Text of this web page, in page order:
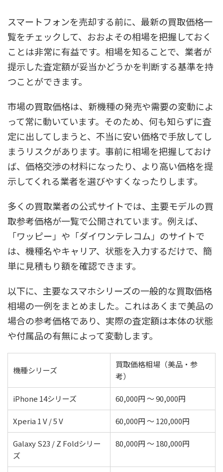
スマートフォンを売却する前に、最新の買取価格一
覧をチェックして、おおよその相場を把握しておく
ことは非常に有益です。相場を知ることで、業者が
提示した査定額が妥当かどうかを判断する基準を持
つことができます。
市場の買取価格は、新機種の発売や需要の変動によ
って常に動いています。そのため、何も知らずに査
定に出してしまうと、不当に安い価格で手放してし
まうリスクがあります。事前に相場を把握しておけ
ば、価格交渉の材料になったり、より高い価格を提
示してくれる業者を選びやすくなったりします。
多くの買取業者の公式サイトでは、主要モデルの買
取参考価格が一覧で公開されています。例えば、
「ワッピー」や「ダイワンテレコム」のサイトで
は、機種名やキャリア、状態を入力するだけで、簡
単に見積もり額を確認できます。
以下に、主要なスマホシリーズの一般的な買取価格
相場の一例をまとめました。これはあくまで美品の
場合の参考価格であり、実際の査定額は本体の状態
や付属品の有無によって変動します。
機種シリーズ
買取価格相場（美品・参
考）
iPhone 14シリーズ 60,000円 ～ 90,000円
Xperia 1 V / 5 V 60,000円 ～ 120,000円
Galaxy S23 / Z Foldシリー
ズ
80,000円 ～ 180,000円